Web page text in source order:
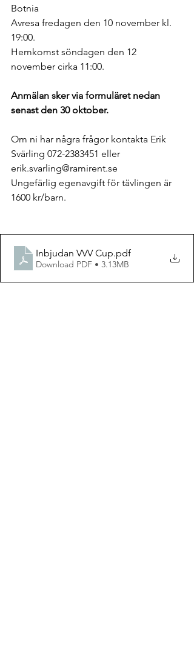
Botnia
Avresa fredagen den 10 november kl.
19:00.
Hemkomst söndagen den 12
november cirka 11:00.
Anmälan sker via formuläret nedan
senast den 30 oktober.
Om ni har några frågor kontakta Erik
Svärling 072-2383451 eller
erik.svarling@ramirent.se
Ungefärlig egenavgift för tävlingen är
1600 kr/barn.
Inbjudan VVV Cup.pdf
Download PDF • 3.13MB